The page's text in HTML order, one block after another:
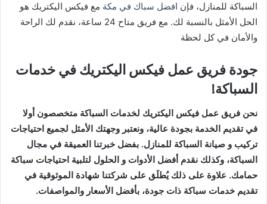
السباكة للمنازل، فإن افضل سباك في مكة مع فيكس اليكتريك هو
الحل الأمثل بالنسبة لك. مع فريق متاح 24 ساعة، نقدم لك الراحة
والأمان في كل لحظة
جودة فريق عمل فيكس اليكتريك في خدمات
السباكة!
نحن فريق عمل فيكس اليكتريك لخدمات السباكة متخصصون أولا
في تقديم الخدمة بجودة عالية، ونعتبر وجهتك الأمثل لجميع احتياجات
تركيب و صيانة السباكة للمنازل. بفضل خبرتنا العميقة في مجال
السباكة، وكذلك نقدم أفضل الأدوات و الحلول لتلبية احتياجات سباكة
حمامك. علاوة على ذلك يُطلَق على شركتنا شهادة الموثوقية في
تقديم خدمات سباكة ذات جودة، بأفضل الأسعار والمواصفات.